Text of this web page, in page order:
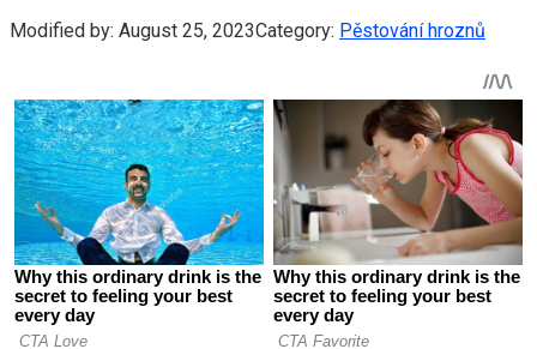
Modified by: August 25, 2023Category: Pěstování hroznů